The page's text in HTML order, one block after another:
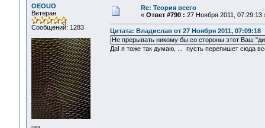
OEOUO
Ветеран
Сообщений: 1283
Re: Теория всего
« Ответ #790 : 27 Ноября 2011, 07:29:13
Цитата: Владислав от 27 Ноября 2011, 07:09:18
Не прерывать никому бы со стороны этот Ваш
Да! я тоже так думаю, ... пусть перепишет сюда